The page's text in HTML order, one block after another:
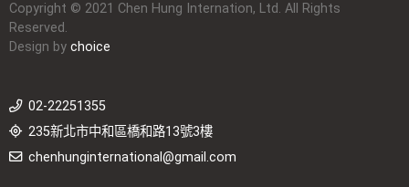
Copyright © 2021 Chen Hung Internation, Ltd. All Rights
Reserved.
Design by choice
02-22251355
235新北市中和區橋和路13號3樓
chenhunginternational@gmail.com